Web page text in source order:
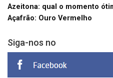
Azeitona: qual o momento
Açafrão: Ouro Vermelho
Siga-nos no